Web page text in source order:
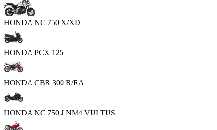
HONDA NC 750 X/XD
HONDA PCX 125
HONDA CBR 300 R/RA
HONDA NC 750 J NM4 VULTUS